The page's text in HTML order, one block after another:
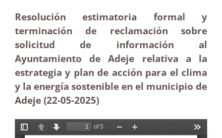
Resolución estimatoria formal y
terminación de reclamación sobre
solicitud de información al
Ayuntamiento de Adeje relativa a la
estrategia y plan de acción para el clima
y la energía sostenible en el municipio de
Adeje (22-05-2025)